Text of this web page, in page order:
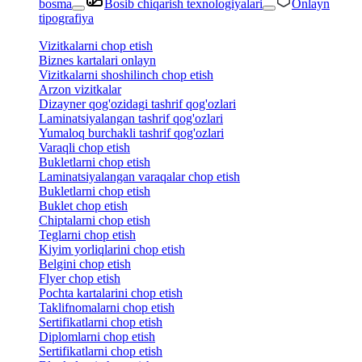
bosma Bosib chiqarish texnologiyalari
Onlayn
tipografiya
Vizitkalarni chop etish
Biznes kartalari onlayn
Vizitkalarni shoshilinch chop etish
Arzon vizitkalar
Dizayner qog'ozidagi tashrif qog'ozlari
Laminatsiyalangan tashrif qog'ozlari
Yumaloq burchakli tashrif qog'ozlari
Varaqli chop etish
Bukletlarni chop etish
Laminatsiyalangan varaqalar chop etish
Bukletlarni chop etish
Buklet chop etish
Chiptalarni chop etish
Teglarni chop etish
Kiyim yorliqlarini chop etish
Belgini chop etish
Flyer chop etish
Pochta kartalarini chop etish
Taklifnomalarni chop etish
Sertifikatlarni chop etish
Diplomlarni chop etish
Sertifikatlarni chop etish